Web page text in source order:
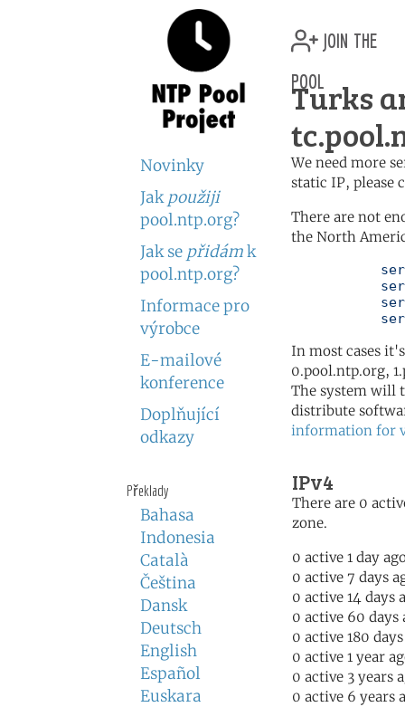
Novinky
Jak použiji
pool.ntp.org?
Jak se přidámk
pool.ntp.org?
Informace pro
výrobce
E-mailové
konference
Doplňující
odkazy
Překlady
Bahasa
Indonesia
Català
Čeština
Dansk
Deutsch
English
Español
Euskara
join the
pool
Turks
We need more
static IP, please
There are not
the North
In most cases
0.pool.ntp.org,
The system will
distribute
information for
IPv4
There are 0
zone.
0 active 1 day
0 active 7 days
0 active 14 days
0 active 60 days
0 active 180
0 active 1 year
0 active 3 years
0 active 6 years